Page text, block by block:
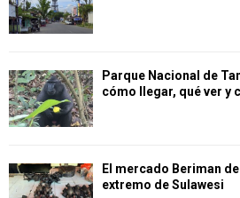
Parque Nacional de
cómo llegar, qué ver y
El mercado Beriman
extremo de Sulawesi